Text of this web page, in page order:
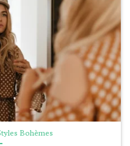
bohème ?
pour un thème
Bohèmes